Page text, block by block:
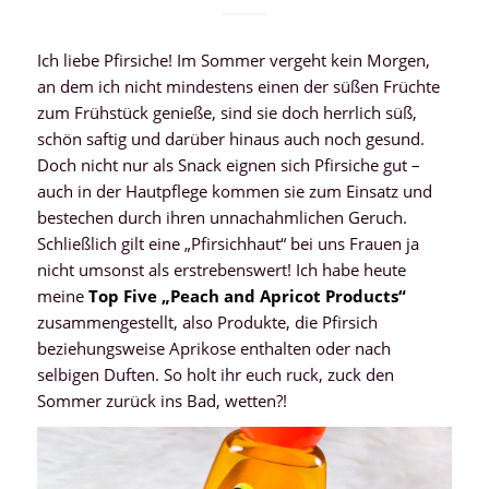
Ich liebe Pfirsiche! Im Sommer vergeht kein Morgen,
an dem ich nicht mindestens einen der süßen Früchte
zum Frühstück genieße, sind sie doch herrlich süß,
schön saftig und darüber hinaus auch noch gesund.
Doch nicht nur als Snack eignen sich Pfirsiche gut –
auch in der Hautpflege kommen sie zum Einsatz und
bestechen durch ihren unnachahmlichen Geruch.
Schließlich gilt eine „Pfirsichhaut“ bei uns Frauen ja
nicht umsonst als erstrebenswert! Ich habe heute
meine Top Five „Peach and Apricot Products“
zusammengestellt, also Produkte, die Pfirsich
beziehungsweise Aprikose enthalten oder nach
selbigen Duften. So holt ihr euch ruck, zuck den
Sommer zurück ins Bad, wetten?!